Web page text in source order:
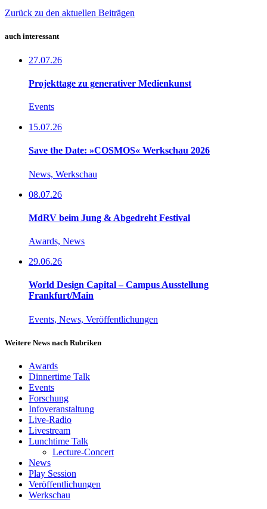
Zurück zu den aktuellen Beiträgen
auch interessant
27.07.26
Projekttage zu generativer Medienkunst
Events
15.07.26
Save the Date: »COSMOS« Werkschau 2026
News, Werkschau
08.07.26
MdRV beim Jung & Abgedreht Festival
Awards, News
29.06.26
World Design Capital – Campus Ausstellung
Frankfurt/Main
Events, News, Veröffentlichungen
Weitere News nach Rubriken
Awards
Dinnertime Talk
Events
Forschung
Infoveranstaltung
Live-Radio
Livestream
Lunchtime Talk
Lecture-Concert
News
Play Session
Veröffentlichungen
Werkschau